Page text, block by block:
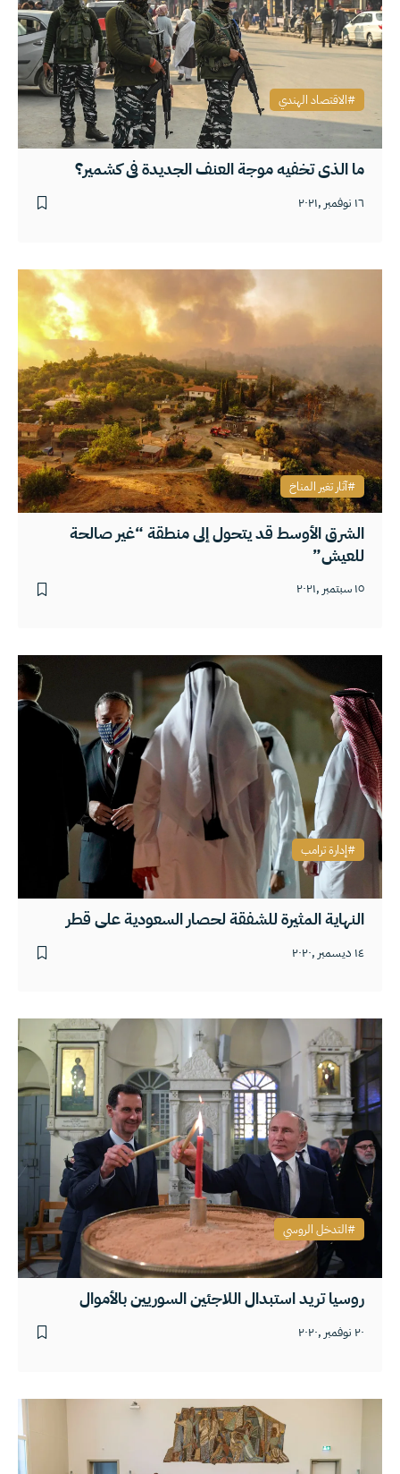
ما الذي تخفيه موجة العنف الجديدة في كشمير؟
١٦ نوفمبر ,٢٠٢١
الاقتصاد الهندي
الشرق الأوسط قد يتحول إلى منطقة “غير صالحة
للعيش”
١٥ سبتمبر ,٢٠٢١
آثار تغير المناخ
النهاية المثيرة للشفقة لحصار السعودية على قطر
١٤ ديسمبر ,٢٠٢٠
إدارة ترامب
روسيا تريد استبدال اللاجئين السوريين بالأموال
٢٠ نوفمبر ,٢٠٢٠
التدخل الروسي